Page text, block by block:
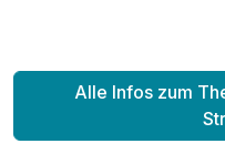
Alle Infos zum